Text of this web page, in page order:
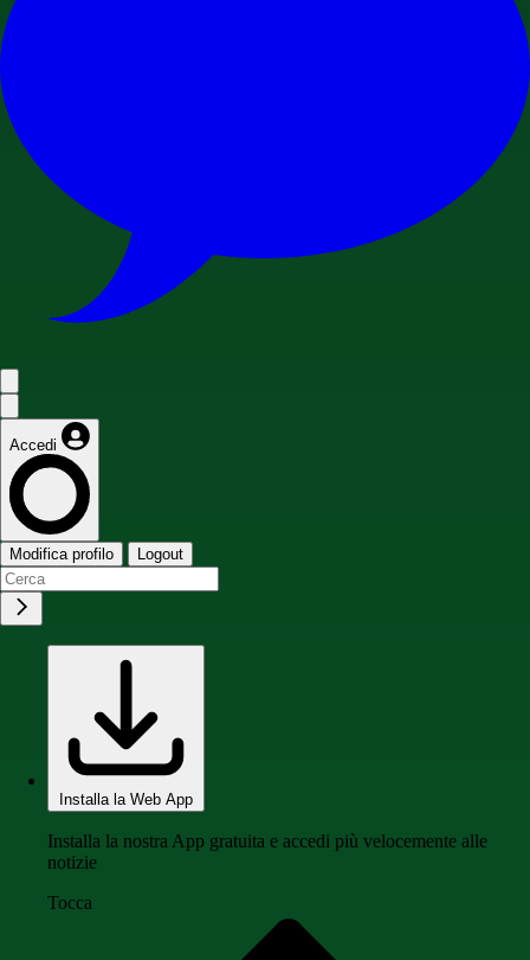
Accedi
Modifica profilo Logout
Installa la Web App
Installa la nostra App gratuita e accedi più velocemente alle
notizie
Tocca